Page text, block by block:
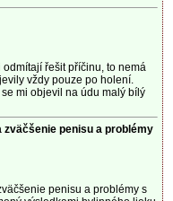
řešit příčinu, to nemá
vždy pouze po holení.
mi objevil na údu malý bílý
zväčšenie penisu a problémy
penisu a problémy s